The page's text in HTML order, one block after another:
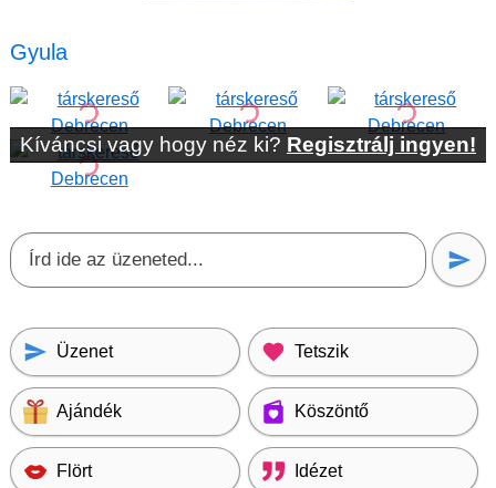
Gyula
Kíváncsi vagy hogy néz ki? Regisztrálj ingyen!
Üzenet Tetszik
Ajándék Köszöntő
Flört Idézet